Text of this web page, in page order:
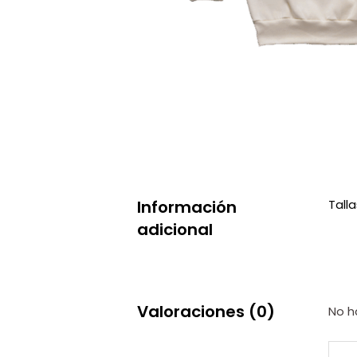
Información
adicional
Valoraciones (0) No